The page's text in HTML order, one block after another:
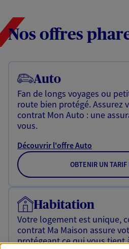
Nos offres
Auto
Fan de longs voyages ou
route bien protégé. Assurez
contrat Mon Auto : une
vous.
Découvrir l'offre Auto
OBTENIR UN TARIF
Habitation
Votre logement est unique,
contrat Ma Maison assure
protégeant ce qui vous tient